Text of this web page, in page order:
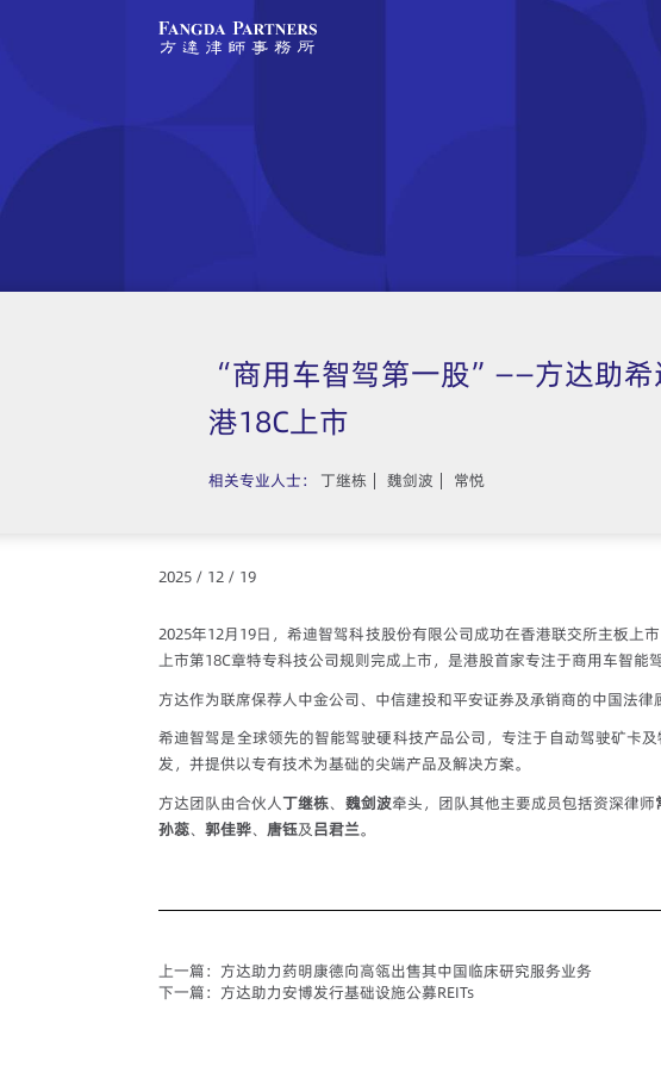
“商用车智驾第一股”——方达助
港18C上市
相关专业人士： 丁继栋 魏剑波 常悦
2025 / 12 / 19
2025年12月19日，希迪智驾科技股份有限公司成功在香港联交所主板上
上市第18C章特专科技公司规则完成上市，是港股首家专注于商用车智能
方达作为联席保荐人中金公司、中信建投和平安证券及承销商的中国法律
希迪智驾是全球领先的智能驾驶硬科技产品公司，专注于自动驾驶矿卡
发，并提供以专有技术为基础的尖端产品及解决方案。
方达团队由合伙人丁继栋、 魏剑波牵头，团队其他主要成员包括资深律师
孙蕊、 郭佳骅、 唐钰及吕君兰。
上一篇： 方达助力药明康德向高瓴出售其中国临床研究服务业务
下一篇： 方达助力安博发行基础设施公募REITs